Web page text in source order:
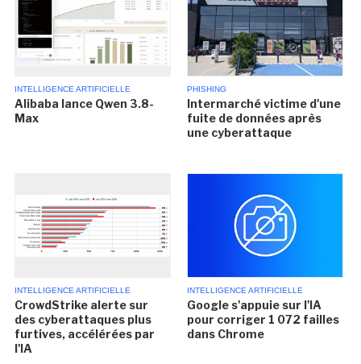
INTELLIGENCE ARTIFICIELLE
Alibaba lance Qwen 3.8-
Max
PHISHING
Intermarché victime d'une
fuite de données après
une cyberattaque
INTELLIGENCE ARTIFICIELLE
CrowdStrike alerte sur
des cyberattaques plus
furtives, accélérées par
l'IA
INTELLIGENCE ARTIFICIELLE
Google s'appuie sur l'IA
pour corriger 1 072 failles
dans Chrome